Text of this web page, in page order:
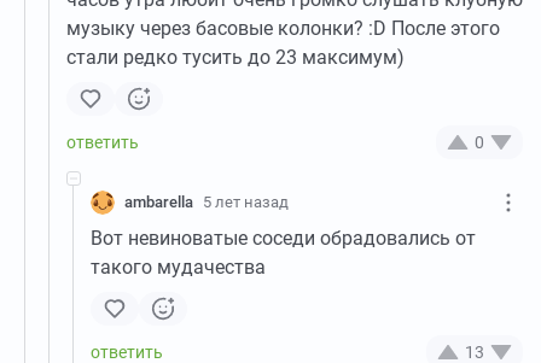
музыку через басовые колонки? :D После этого
стали редко тусить до 23 максимум)
0
ambarella 5 лет назад
Вот невиноватые соседи обрадовались от
такого мудачества
13